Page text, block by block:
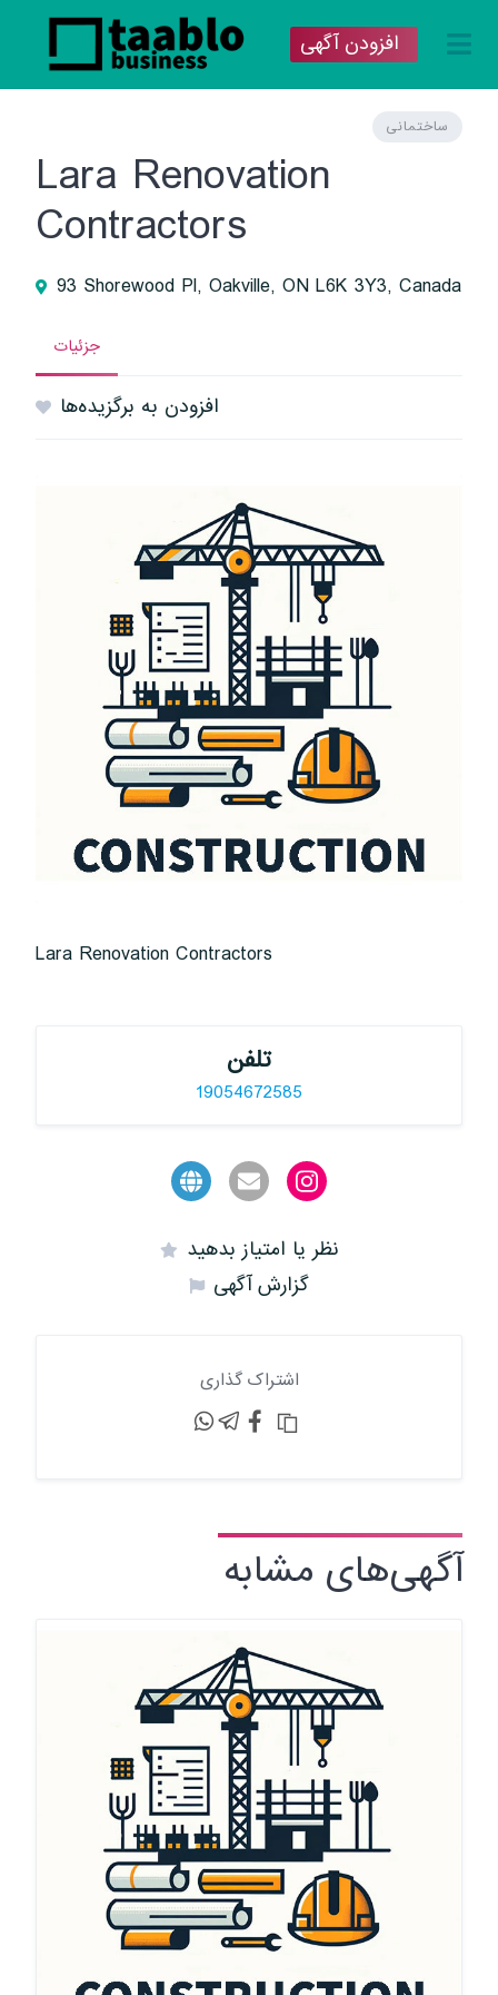
افزودن آگهی
ساختمانی
Lara Renovation
Contractors
93 Shorewood Pl, Oakville, ON L6K 3Y3, Canada
جزئیات
افزودن به برگزیده‌ها
Lara Renovation Contractors
تلفن
19054672585
نظر یا امتیاز بدهید
گزارش آگهی
اشتراک گذاری
آگهی‌های مشابه